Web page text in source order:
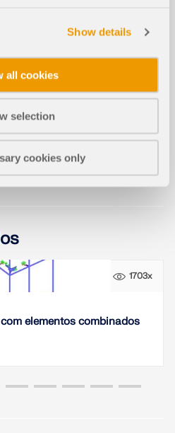
Show details
all cookies
selection
cookies only
dimensionar uma
RF‑/STEEL EC3.
1703x
elementos combinados